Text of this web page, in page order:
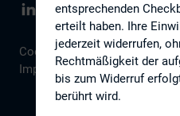
Cookie Einstellungen |
Impressum
entsprechenden
erteilt haben. Ihre
jederzeit widerrufen,
Rechtmäßigkeit der
bis zum Widerruf
berührt wird.